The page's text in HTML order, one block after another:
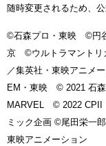
随時変更されるため、
©石森プロ・東映 ©円
京 ©ウルトラマントリ
／集英社・東映アニメ
EM・東映 © 2021 石
MARVEL © 2022
ミック企画 ©尾田栄一
東映アニメーション